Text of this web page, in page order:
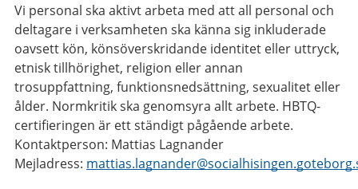
Vi personal ska aktivt arbeta med att all personal och
deltagare i verksamheten ska känna sig inkluderade
oavsett kön, könsöverskridande identitet eller uttryck,
etnisk tillhörighet, religion eller annan
trosuppfattning, funktionsnedsättning, sexualitet eller
ålder. Normkritik ska genomsyra allt arbete. HBTQ-
certifieringen är ett ständigt pågående arbete.
Kontaktperson: Mattias Lagnander
Mejladress: